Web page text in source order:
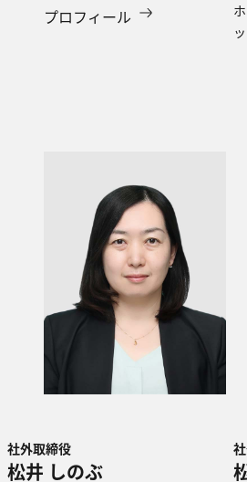
プロフィール
社外取締役
松井 しのぶ